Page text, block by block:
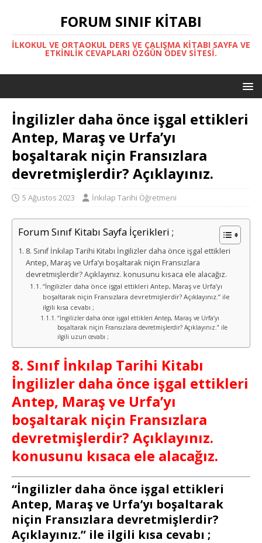
FORUM SINIF KITABI
İLKOKUL VE ORTAOKUL DERS VE ÇALIŞMA KITABI SAYFA VE
ETKINLIK CEVAPLARI ÖZGÜN ÖDEV SITESI.
İngilizler daha önce işgal ettikleri
Antep, Maraş ve Urfa’yı
boşaltarak niçin Fransızlara
devretmişlerdir? Açıklayınız.
5 Ağustos 2023 İnkılap Tarihi Öğretmeni
Forum Sınıf Kitabı Sayfa İçerikleri ;
8. Sınıf İnkılap Tarihi Kitabı İngilizler daha önce işgal ettikleri
Antep, Maraş ve Urfa’yı boşaltarak niçin Fransızlara
devretmişlerdir? Açıklayınız. konusunu kısaca ele alacağız.
“İngilizler daha önce işgal ettikleri Antep, Maraş ve Urfa’yı
boşaltarak niçin Fransızlara devretmişlerdir? Açıklayınız.” ile
ilgili kısa cevabı ;
“İngilizler daha önce işgal ettikleri Antep, Maraş ve Urfa’yı
boşaltarak niçin Fransızlara devretmişlerdir? Açıklayınız.” ile
ilgili uzun cevabı ;
8. Sınıf İnkılap Tarihi Kitabı
İngilizler daha önce işgal ettikleri
Antep, Maraş ve Urfa’yı
boşaltarak niçin Fransızlara
devretmişlerdir? Açıklayınız.
konusunu kısaca ele alacağız.
“İngilizler daha önce işgal ettikleri
Antep, Maraş ve Urfa’yı boşaltarak
niçin Fransızlara devretmişlerdir?
Açıklayınız.” ile ilgili kısa cevabı ;